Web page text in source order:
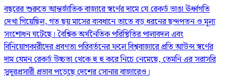
বছরের শুরুতে আন্তর্জাতিক বাজারে স্বর্ণের দামে যে রেকর্ড ভাঙা ঊর্ধ্বগতি
দেখা গিয়েছিল, গত ছয় মাসের ব্যবধানে তাতে বড় ধরনের ছন্দপতন ও মূল্য
সংশোধন ঘটেছে। বৈশ্বিক অর্থনৈতিক পরিস্থিতির পালাবদল এবং
বিনিয়োগকারীদের প্রবণতা পরিবর্তনের ফলে বিশ্ববাজারে প্রতি আউন্স স্বর্ণের
দাম যেমন রেকর্ড উচ্চতা থেকে হু হু করে নিচে নেমেছে, তেমনি এর সরাসরি
সুদূরপ্রসারী প্রভাব পড়েছে দেশের সোনার বাজারেও।